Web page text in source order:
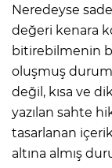
Neredeyse
değeri kenara
bitirebilmenin
oluşmuş
değil, kısa ve
yazılan sahte
tasarlanan
altına almış